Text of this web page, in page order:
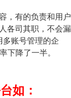
，有的负责和用户
各司其职，不会漏
账号管理的企
下降了一半。
如 ：